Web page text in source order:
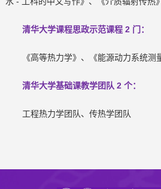
清华大学课程思政示范课程 2 门：
《高等热力学》、《能源动力系统测
清华大学基础课教学团队 2 个：
工程热力学团队、传热学团队